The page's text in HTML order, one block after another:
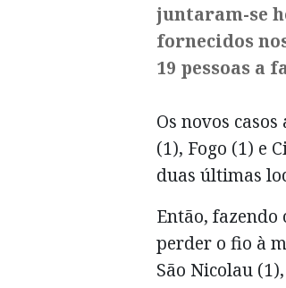
juntaram-se
fornecidos
19 pessoas a
Os novos
(1), Fogo (1) e
duas últimas
Então,
perder o fio à
São Nicolau